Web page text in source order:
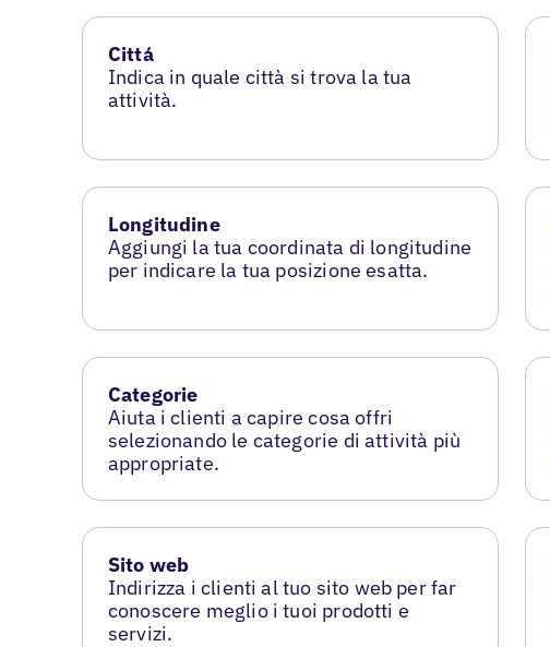
Cittá
Indica in quale città si trova la tua
attività.
Longitudine
Aggiungi la tua coordinata di longitudine
per indicare la tua posizione esatta.
Categorie
Aiuta i clienti a capire cosa offri
selezionando le categorie di attività più
appropriate.
Sito web
Indirizza i clienti al tuo sito web per far
conoscere meglio i tuoi prodotti e
servizi.